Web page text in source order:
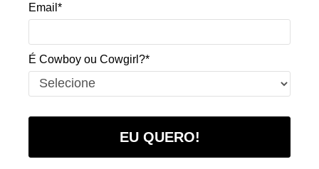
Email*
É Cowboy ou Cowgirl?*
EU QUERO!